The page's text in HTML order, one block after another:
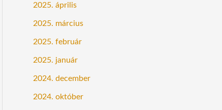
2025. április
2025. március
2025. február
2025. január
2024. december
2024. október